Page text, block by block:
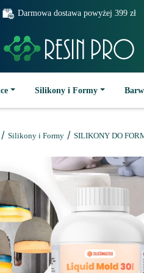
Darmowa dostawa powyżej 399 zł
Silikony i Formy
/ Silikony i Formy / SILIKONY DO